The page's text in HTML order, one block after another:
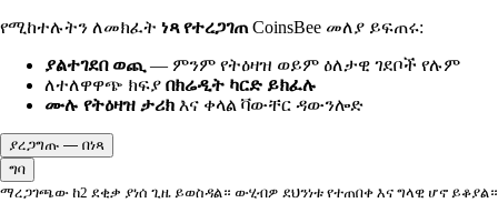
የሚከተሉትን ለመክፈት ነጻ የተረጋገጠ CoinsBee መለያ ይፍጠሩ:
ያልተገደበ ወጪ — ምንም የትዕዛዝ ወይም ዕለታዊ ገደቦች የሉም
ለተለዋዋጭ ክፍያ በክሬዲት ካርድ ይክፈሉ
ሙሉ የትዕዛዝ ታሪክ እና ቀላል ቫውቸር ዳውንሎድ
ያረጋግጡ — በነጻ
ግባ
ማረጋገጫው ከ2 ደቂቃ ያነሰ ጊዜ ይወስዳል። ውሂብዎ ደህንነቱ የተጠበቀ እና ግላዊ ሆኖ ይቆያል።